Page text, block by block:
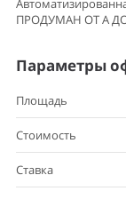
ПРОДУМАН ОТ А ДО
Параметры
Площадь
Стоимость
Ставка